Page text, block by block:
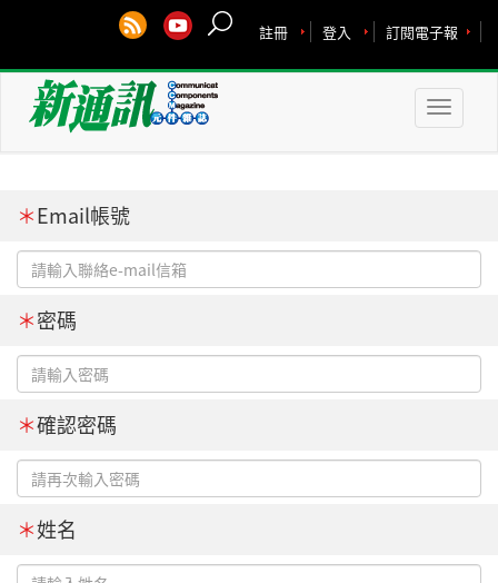
訂閱電子報
登入
註冊
Toggle
＊Email帳號
＊密碼
＊確認密碼
＊姓名